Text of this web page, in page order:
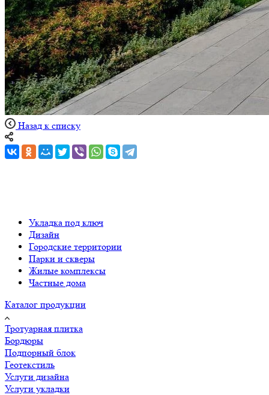
Назад к списку
Укладка под ключ
Дизайн
Городские территории
Парки и скверы
Жилые комплексы
Частные дома
Каталог продукции
Тротуарная плитка
Бордюры
Подпорный блок
Геотекстиль
Услуги дизайна
Услуги укладки